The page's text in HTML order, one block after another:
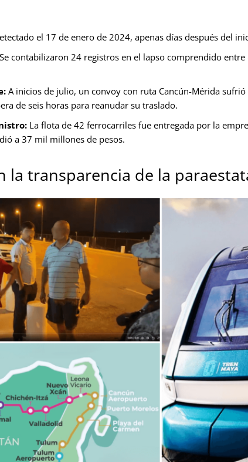
el 17 de enero de 2024, apenas días después del
Se contabilizaron 24 registros en el lapso comprendido
A inicios de julio, un convoy con ruta Cancún-Mérida
de seis horas para reanudar su traslado.
La flota de 42 ferrocarriles fue entregada por la
a 37 mil millones de pesos.
la transparencia de la